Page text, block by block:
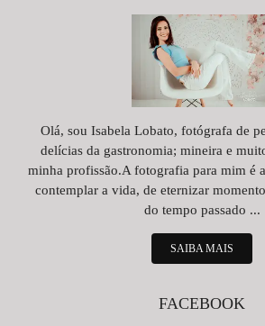
Olá, sou Isabela Lobato, fotógrafa de
delícias da gastronomia; mineira e
minha profissão.A fotografia para mim é
contemplar a vida, de eternizar
do tempo passado ...
SAIBA MAIS
FACEBOOK